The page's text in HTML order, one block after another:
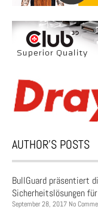
AUTHOR’S POSTS
BullGuard präsentiert
Sicherheitslösungen
September 28, 2017 No